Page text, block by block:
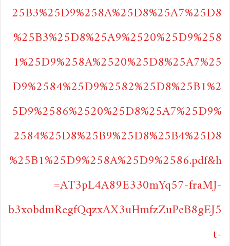
25B3%25D9%258A%25D8%25A7%25D8
%25B3%25D8%25A9%2520%25D9%258
1%25D9%258A%2520%25D8%25A7%25
D9%2584%25D9%2582%25D8%25B1%2
5D9%2586%2520%25D8%25A7%25D9%
2584%25D8%25B9%25D8%25B4%25D8
%25B1%25D9%258A%25D9%2586.pdf&h
=AT3pL4A89E330mYq57-fraMJ-
b3xobdmRegfQqzxAX3uHmfzZuPeB8gEJ5
t-